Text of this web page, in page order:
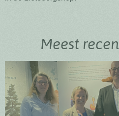
Meest